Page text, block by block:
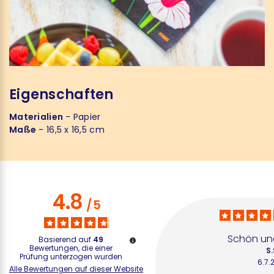
Eigenschaften
Materialien - Papier
Maße - 16,5 x 16,5 cm
4.8/5
Basierend auf 49
Bewertungen, die einer
Prüfung unterzogen wurden
Alle Bewertungen auf dieser Website
Schön